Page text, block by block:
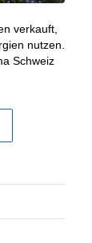
verkauft,
nutzen.
Schweiz